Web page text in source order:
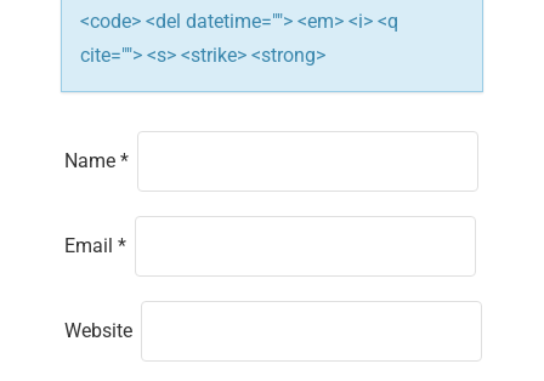
<code> <del datetime=""> <em> <i> <q
cite=""> <s> <strike> <strong>
Name *
Email *
Website